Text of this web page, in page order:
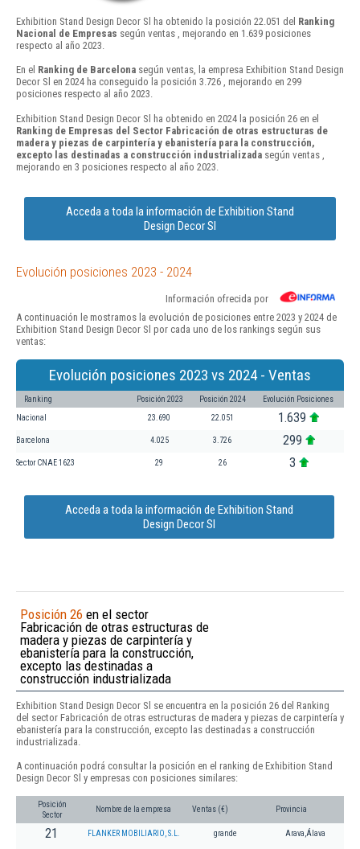
Exhibition Stand Design Decor Sl ha obtenido la posición 22.051 del Ranking
Nacional de Empresas según ventas , mejorando en 1.639 posiciones
respecto al año 2023.
En el Ranking de Barcelona según ventas, la empresa Exhibition Stand Design
Decor Sl en 2024 ha conseguido la posición 3.726 , mejorando en 299
posiciones respecto al año 2023.
Exhibition Stand Design Decor Sl ha obtenido en 2024 la posición 26 en el
Ranking de Empresas del Sector Fabricación de otras estructuras de
madera y piezas de carpintería y ebanistería para la construcción,
excepto las destinadas a construcción industrializada según ventas ,
mejorando en 3 posiciones respecto al año 2023.
Acceda a toda la información de Exhibition Stand
Design Decor Sl
Evolución posiciones 2023 - 2024
Información ofrecida por
A continuación le mostramos la evolución de posiciones entre 2023 y 2024 de
Exhibition Stand Design Decor Sl por cada uno de los rankings según sus
ventas:
Evolución posiciones 2023 vs 2024 - Ventas
Ranking Posición 2023 Posición 2024 Evolución Posiciones
Nacional 23.690 22.051 1.639
Barcelona 4.025 3.726 299
Sector CNAE 1623 29 26 3
Acceda a toda la información de Exhibition Stand
Design Decor Sl
Posición 26 en el sector
Fabricación de otras estructuras de
madera y piezas de carpintería y
ebanistería para la construcción,
excepto las destinadas a
construcción industrializada
Exhibition Stand Design Decor Sl se encuentra en la posición 26 del Ranking
del sector Fabricación de otras estructuras de madera y piezas de carpintería y
ebanistería para la construcción, excepto las destinadas a construcción
industrializada.
A continuación podrá consultar la posición en el ranking de Exhibition Stand
Design Decor Sl y empresas con posiciones similares:
Posición
Sector
Nombre de la empresa Ventas (€) Provincia
21 FLANKER MOBILIARIO, S.L. grande Arava,Álava